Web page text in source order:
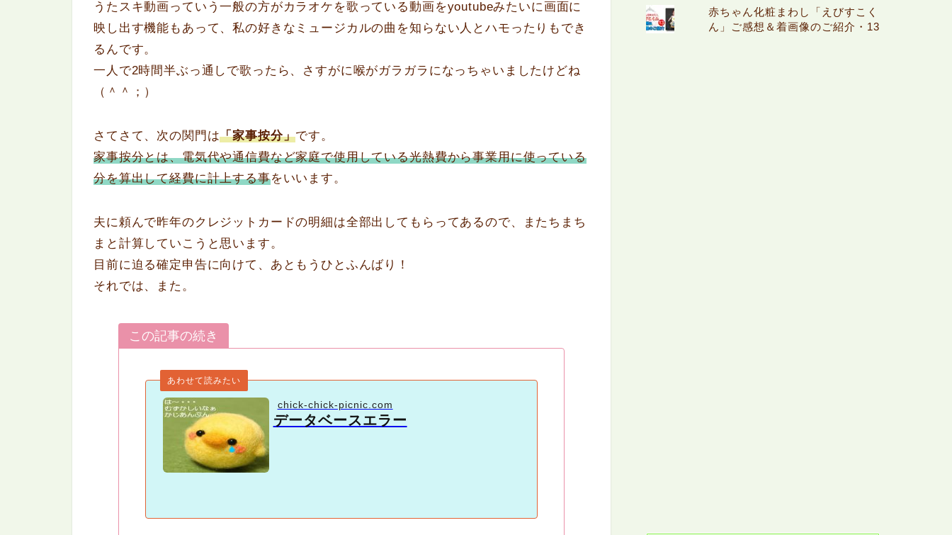
うたスキ動画っていう一般の方がカラオケを歌っている動画をyoutubeみたいに画面に
映し出す機能もあって、私の好きなミュージカルの曲を知らない人とハモったりもでき
るんです。
一人で2時間半ぶっ通しで歌ったら、さすがに喉がガラガラになっちゃいましたけどね
（＾＾；）
さてさて、次の関門は「家事按分」です。
家事按分とは、電気代や通信費など家庭で使用している光熱費から事業用に使っている
分を算出して経費に計上する事をいいます。
夫に頼んで昨年のクレジットカードの明細は全部出してもらってあるので、またちまち
まと計算していこうと思います。
目前に迫る確定申告に向けて、あともうひとふんばり！
それでは、また。
この記事の続き
chick-chick-picnic.com
あわせて読みたい
データベースエラー
赤ちゃん化粧まわし「えびすこく
ん」ご感想＆着画像のご紹介・13